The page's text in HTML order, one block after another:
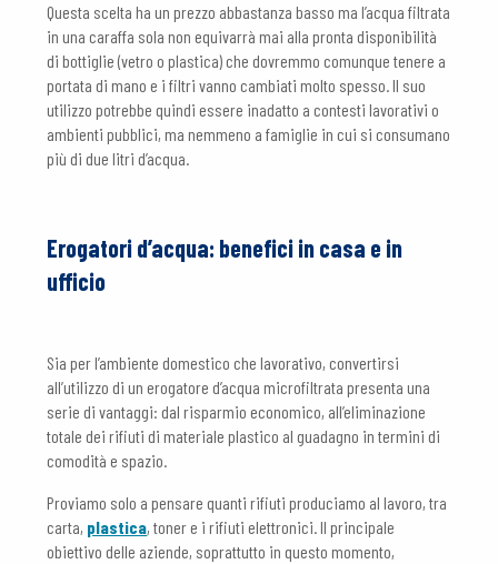
Questa scelta ha un prezzo abbastanza basso ma l’acqua filtrata
in una caraffa sola non equivarrà mai alla pronta disponibilità
di bottiglie (vetro o plastica) che dovremmo comunque tenere a
portata di mano e i filtri vanno cambiati molto spesso. Il suo
utilizzo potrebbe quindi essere inadatto a contesti lavorativi o
ambienti pubblici, ma nemmeno a famiglie in cui si consumano
più di due litri d’acqua.
Erogatori d’acqua: benefici in casa e in
ufficio
Sia per l’ambiente domestico che lavorativo, convertirsi
all’utilizzo di un erogatore d’acqua microfiltrata presenta una
serie di vantaggi: dal risparmio economico, all’eliminazione
totale dei rifiuti di materiale plastico al guadagno in termini di
comodità e spazio.
Proviamo solo a pensare quanti rifiuti produciamo al lavoro, tra
carta, plastica, toner e i rifiuti elettronici. Il principale
obiettivo delle aziende, soprattutto in questo momento,